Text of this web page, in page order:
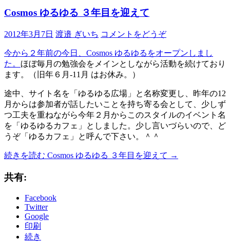
Cosmos ゆるゆる ３年目を迎えて
2012年3月7日 渡邉 ぎいち コメントをどうぞ
今から２年前の今日、Cosmos ゆるゆるをオープンしまし
た。 ほぼ毎月の勉強会をメインとしながら活動を続けており
ます。（旧年６月-11月 はお休み。）
途中、サイト名を「ゆるゆる広場」と名称変更し、昨年の12
月からは参加者が話したいことを持ち寄る会として、少しず
つ工夫を重ねながら今年２月からこのスタイルのイベント名
を「ゆるゆるカフェ」としました。少し言いづらいので、ど
うぞ「ゆるカフェ」と呼んで下さい。＾＾
続きを読む Cosmos ゆるゆる ３年目を迎えて →
共有:
Facebook
Twitter
Google
印刷
続き